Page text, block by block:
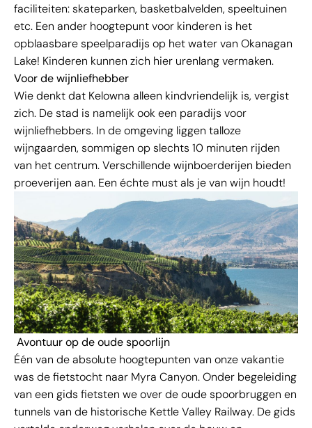
faciliteiten: skateparken, basketbalvelden, speeltuinen
etc. Een ander hoogtepunt voor kinderen is het
opblaasbare speelparadijs op het water van Okanagan
Lake! Kinderen kunnen zich hier urenlang vermaken.
Voor de wijnliefhebber
Wie denkt dat Kelowna alleen kindvriendelijk is, vergist
zich. De stad is namelijk ook een paradijs voor
wijnliefhebbers. In de omgeving liggen talloze
wijngaarden, sommigen op slechts 10 minuten rijden
van het centrum. Verschillende wijnboerderijen bieden
proeverijen aan. Een échte must als je van wijn houdt!
Avontuur op de oude spoorlijn
Één van de absolute hoogtepunten van onze vakantie
was de fietstocht naar Myra Canyon. Onder begeleiding
van een gids fietsten we over de oude spoorbruggen en
tunnels van de historische Kettle Valley Railway. De gids